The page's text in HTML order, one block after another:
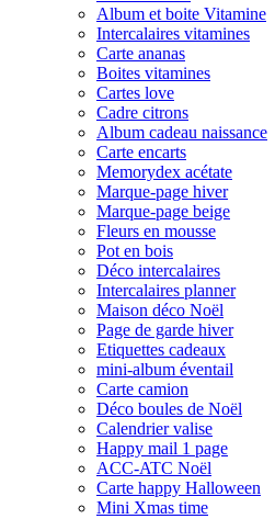
Album et boite Vitamine
Intercalaires vitamines
Carte ananas
Boites vitamines
Cartes love
Cadre citrons
Album cadeau naissance
Carte encarts
Memorydex acétate
Marque-page hiver
Marque-page beige
Fleurs en mousse
Pot en bois
Déco intercalaires
Intercalaires planner
Maison déco Noël
Page de garde hiver
Etiquettes cadeaux
mini-album éventail
Carte camion
Déco boules de Noël
Calendrier valise
Happy mail 1 page
ACC-ATC Noël
Carte happy Halloween
Mini Xmas time